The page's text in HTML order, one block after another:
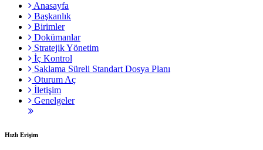
Anasayfa
Başkanlık
Birimler
Dokümanlar
Stratejik Yönetim
İç Kontrol
Saklama Süreli Standart Dosya Planı
Oturum Aç
İletişim
Genelgeler
Hızlı Erişim